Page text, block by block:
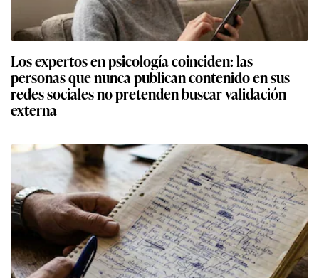
Los expertos en psicología coinciden: las
personas que nunca publican contenido en sus
redes sociales no pretenden buscar validación
externa